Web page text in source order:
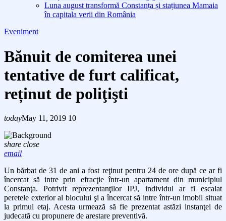
Luna august transformă Constanța și stațiunea Mamaia
în capitala verii din România
Eveniment
Bănuit de comiterea unei
tentative de furt calificat,
reținut de poliţişti
todayMay 11, 2019 10
share close
email
Un bărbat de 31 de ani a fost reţinut pentru 24 de ore după ce ar fi
încercat să intre prin efracţie într-un apartament din municipiul
Constanţa. Potrivit reprezentanţilor IPJ, individul ar fi escalat
peretele exterior al blocului şi a încercat să intre într-un imobil situat
la primul etaj. Acesta urmează să fie prezentat astăzi instanţei de
judecată cu propunere de arestare preventivă.